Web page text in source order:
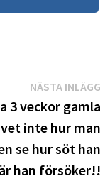
NÄSTA INLÄGG
3 veckor gamla
inte hur man
se hur söt han
han försöker!!